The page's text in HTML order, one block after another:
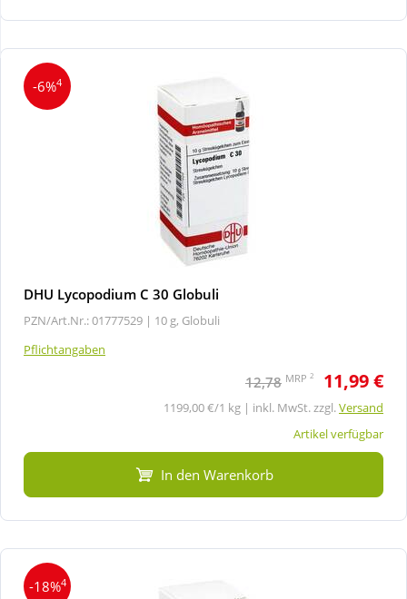
Wellness
-6%4
DHU Lycopodium C 30 Globuli
PZN/Art.Nr.: 01777529 | 10 g, Globuli
Pflichtangaben
12,78 MRP 2 11,99 €
1199,00 €/1 kg | inkl. MwSt. zzgl.Versand
Artikel verfügbar
In den Warenkorb
-18%4